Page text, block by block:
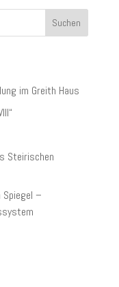
im Greith Haus
Steirischen
–